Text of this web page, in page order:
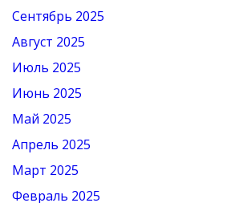
Сентябрь 2025
Август 2025
Июль 2025
Июнь 2025
Май 2025
Апрель 2025
Март 2025
Февраль 2025